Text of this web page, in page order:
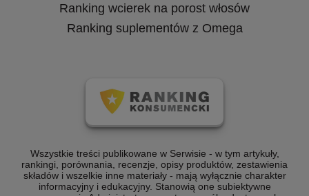
Ranking wcierek na porost włosów
Ranking suplementów z Omega
Wszystkie treści publikowane w Serwisie - w tym artykuły,
rankingi, porównania, recenzje, opisy produktów, zestawienia
składów i wszelkie inne materiały - mają wyłącznie charakter
informacyjny i edukacyjny. Stanowią one subiektywne